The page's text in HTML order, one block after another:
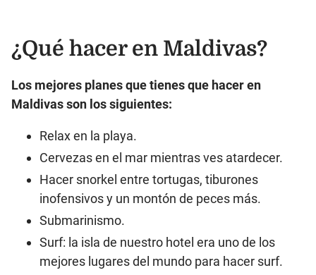
¿Qué hacer en Maldivas?
Los mejores planes que tienes que hacer en
Maldivas son los siguientes:
Relax en la playa.
Cervezas en el mar mientras ves atardecer.
Hacer snorkel entre tortugas, tiburones
inofensivos y un montón de peces más.
Submarinismo.
Surf: la isla de nuestro hotel era uno de los
mejores lugares del mundo para hacer surf.